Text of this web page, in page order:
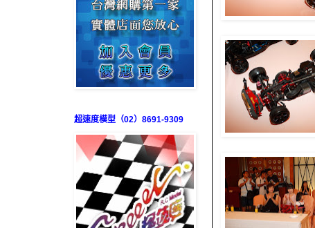
超速度模型（02）8691-9309